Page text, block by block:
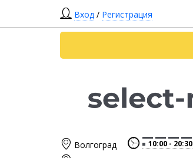
Вход / Регистрация
Волгоград 10:00 20:30